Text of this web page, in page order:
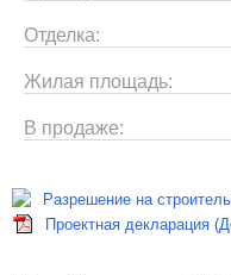
Отделка:
Жилая площадь:
В продаже:
Разрешение на
Проектная декларация